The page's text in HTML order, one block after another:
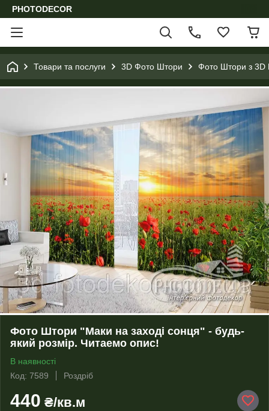
PHOTODECOR
Товари та послуги 3D Фото Штори Фото Штори з 3D
Фото Штори "Маки на заході сонця" - будь-
який розмір. Читаемо опис!
В наявності
Код: 7589
Роздріб
440 ₴/кв.м